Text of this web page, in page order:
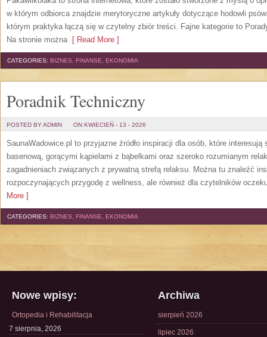
w którym odbiorca znajdzie merytoryczne artykuły dotyczące hodowli
którym praktyka łączą się w czytelny zbiór treści. Fajne kategorie to
Na stronie można[ Read More ]
CATEGORIES: BIZNES, FINANSE, EKONOMIA
Poradnik Techniczny
POSTED BY ADMIN ON KWIECIEŃ - 13 - 2026
SaunaWadowice.pl to przyjazne źródło inspiracji dla osób, które
basenową, gorącymi kąpielami z bąbelkami oraz szeroko rozumianym
zagadnieniach związanych z prywatną strefą relaksu. Można tu znaleźć
rozpoczynających przygodę z wellness, ale również dla czytelników
More ]
CATEGORIES: BIZNES, FINANSE, EKONOMIA
Nowe wpisy:
Ortopedia i Rehabilitacja
7 sierpnia, 2026
Archiwa
sierpień 2026
lipiec 2026